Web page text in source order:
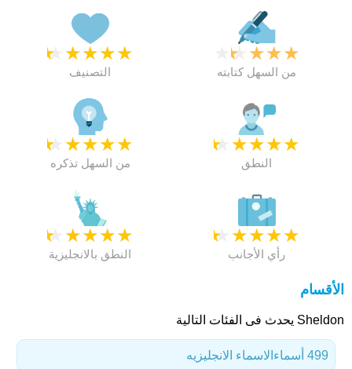
★
★
★
★
★
التصنيف
★
★
★
★
من السهل كتابته
★
★
★
★
★
من السهل تذكره
★
★
★
★
★
النطق
★
★
★
★
★
النطق بالانجليزية
★
★
★
★
★
رأي الأجانب
الأقسام
Sheldon يحدث فى الفئات التالية
الاسماء الانجليزيه 499 أسماء